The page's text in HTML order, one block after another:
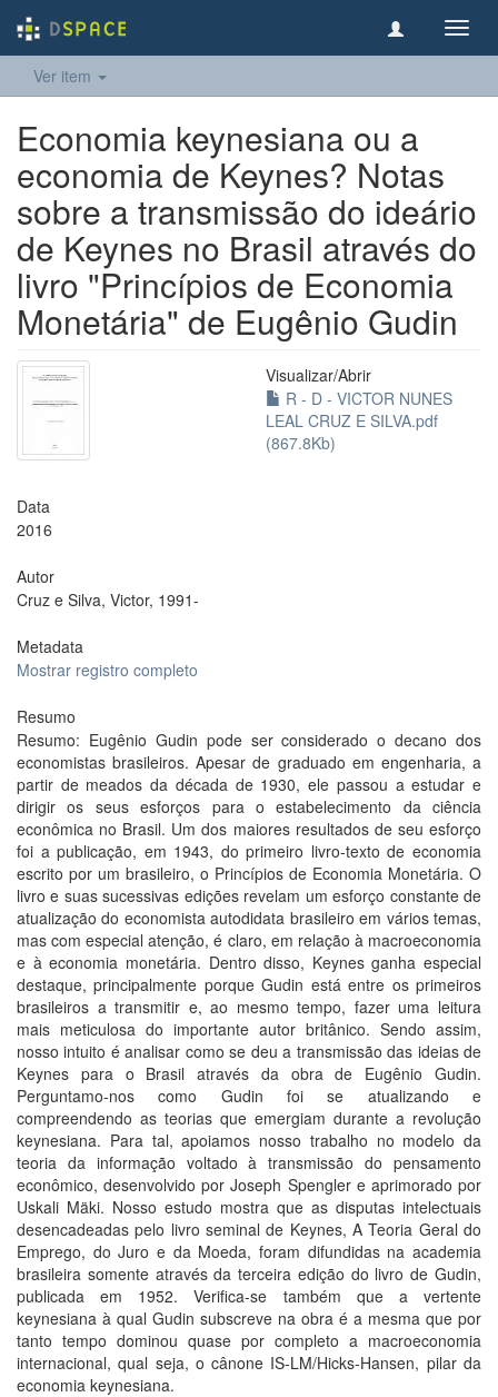
Ver item
Economia keynesiana ou a
economia de Keynes? Notas
sobre a transmissão do ideário
de Keynes no Brasil através do
livro "Princípios de Economia
Monetária" de Eugênio Gudin
Visualizar/Abrir
R - D - VICTOR NUNES
LEAL CRUZ E SILVA.pdf
(867.8Kb)
Data
2016
Autor
Cruz e Silva, Victor, 1991-
Metadata
Mostrar registro completo
Resumo
Resumo: Eugênio Gudin pode ser considerado o decano dos
economistas brasileiros. Apesar de graduado em engenharia, a
partir de meados da década de 1930, ele passou a estudar e
dirigir os seus esforços para o estabelecimento da ciência
econômica no Brasil. Um dos maiores resultados de seu esforço
foi a publicação, em 1943, do primeiro livro-texto de economia
escrito por um brasileiro, o Princípios de Economia Monetária. O
livro e suas sucessivas edições revelam um esforço constante de
atualização do economista autodidata brasileiro em vários temas,
mas com especial atenção, é claro, em relação à macroeconomia
e à economia monetária. Dentro disso, Keynes ganha especial
destaque, principalmente porque Gudin está entre os primeiros
brasileiros a transmitir e, ao mesmo tempo, fazer uma leitura
mais meticulosa do importante autor britânico. Sendo assim,
nosso intuito é analisar como se deu a transmissão das ideias de
Keynes para o Brasil através da obra de Eugênio Gudin.
Perguntamo-nos como Gudin foi se atualizando e
compreendendo as teorias que emergiam durante a revolução
keynesiana. Para tal, apoiamos nosso trabalho no modelo da
teoria da informação voltado à transmissão do pensamento
econômico, desenvolvido por Joseph Spengler e aprimorado por
Uskali Mäki. Nosso estudo mostra que as disputas intelectuais
desencadeadas pelo livro seminal de Keynes, A Teoria Geral do
Emprego, do Juro e da Moeda, foram difundidas na academia
brasileira somente através da terceira edição do livro de Gudin,
publicada em 1952. Verifica-se também que a vertente
keynesiana à qual Gudin subscreve na obra é a mesma que por
tanto tempo dominou quase por completo a macroeconomia
internacional, qual seja, o cânone IS-LM/Hicks-Hansen, pilar da
economia keynesiana.